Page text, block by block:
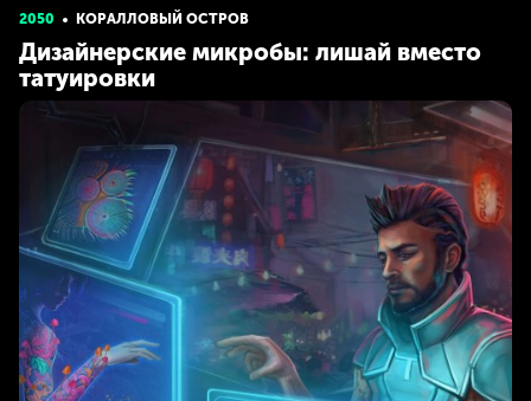
2050 КОРАЛЛОВЫЙ ОСТРОВ
Дизайнерские микробы: лишай вместо
татуировки